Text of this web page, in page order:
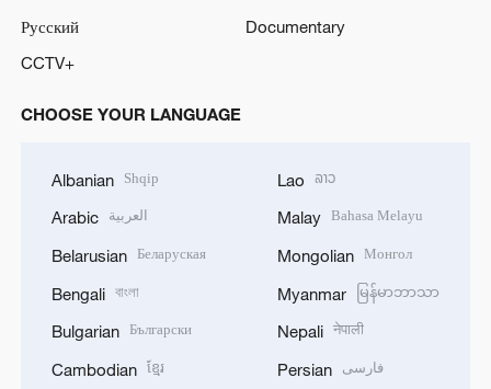
Русский
Documentary
CCTV+
CHOOSE YOUR LANGUAGE
Albanian Shqip
Arabic العربية
Belarusian Беларуская
Bengali বাংলা
Bulgarian Български
Cambodian ខ្មែរ
Lao ລາວ
Malay Bahasa Melayu
Mongolian Монгол
Myanmar မြန်မာဘာသာ
Nepali नेपाली
Persian فارسی